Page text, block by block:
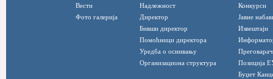
Вести
Фото галерија
Надлежност
Директор
Бивши директор
Помоћници директора
Уредба о оснивању
Организациона структура
Конкурси
Јавне
Извештаји
Позиција
Буџет